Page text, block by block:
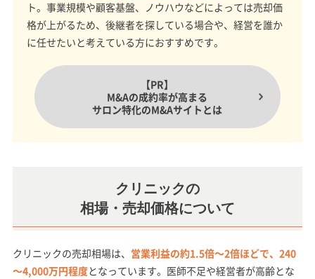
ト。事業規模や顧客基盤、ノウハウなどによっては売却価
格が上がるため、後継者を探している場合や、経営を誰か
に任せたいと考えている方におすすめです。
【PR】
M&Aの成約率が高まる
サロン特化のM&Aサイトとは
クリニックの
相場・売却価格について
クリニックの売却相場は、 営業利益の約1.5倍～2倍ほどで、240
～4,000万円程度となっています。医師不足や経営者が高齢とな